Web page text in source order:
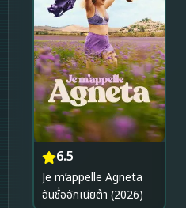
6.5
Je m’appelle Agneta
ฉันชื่ออักเนียต้า (2026)